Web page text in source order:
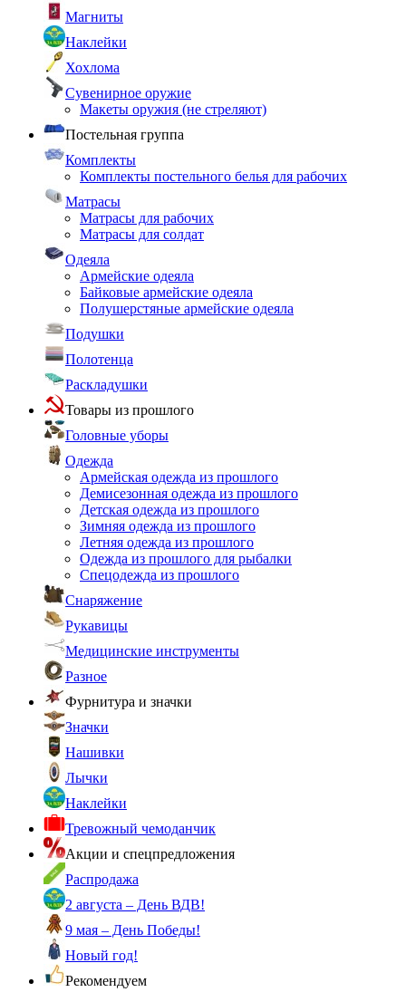
Магниты
Наклейки
Хохлома
Сувенирное оружие
Макеты оружия (не стреляют)
Постельная группа
Комплекты
Комплекты постельного белья для рабочих
Матрасы
Матрасы для рабочих
Матрасы для солдат
Одеяла
Армейские одеяла
Байковые армейские одеяла
Полушерстяные армейские одеяла
Подушки
Полотенца
Раскладушки
Товары из прошлого
Головные уборы
Одежда
Армейская одежда из прошлого
Демисезонная одежда из прошлого
Детская одежда из прошлого
Зимняя одежда из прошлого
Летняя одежда из прошлого
Одежда из прошлого для рыбалки
Спецодежда из прошлого
Снаряжение
Рукавицы
Медицинские инструменты
Разное
Фурнитура и значки
Значки
Нашивки
Лычки
Наклейки
Тревожный чемоданчик
Акции и спецпредложения
Распродажа
2 августа – День ВДВ!
9 мая – День Победы!
Новый год!
Рекомендуем